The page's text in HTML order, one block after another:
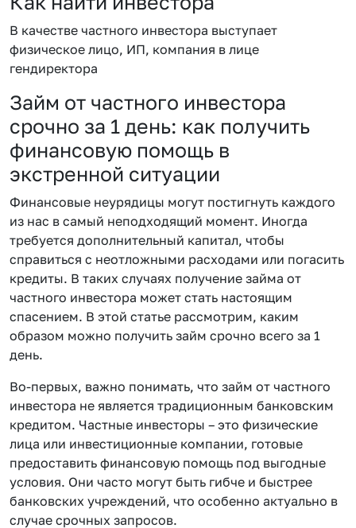
В качестве частного инвестора выступает
физическое лицо, ИП, компания в лице
гендиректора
Займ от частного инвестора
срочно за 1 день: как получить
финансовую помощь в
экстренной ситуации
Финансовые неурядицы могут постигнуть каждого
из нас в самый неподходящий момент. Иногда
требуется дополнительный капитал, чтобы
справиться с неотложными расходами или погасить
кредиты. В таких случаях получение займа от
частного инвестора может стать настоящим
спасением. В этой статье рассмотрим, каким
образом можно получить займ срочно всего за 1
день.
Во-первых, важно понимать, что займ от частного
инвестора не является традиционным банковским
кредитом. Частные инвесторы – это физические
лица или инвестиционные компании, готовые
предоставить финансовую помощь под выгодные
условия. Они часто могут быть гибче и быстрее
банковских учреждений, что особенно актуально в
случае срочных запросов.